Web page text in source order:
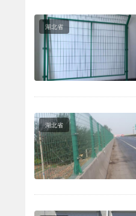
湖北省
湖北省